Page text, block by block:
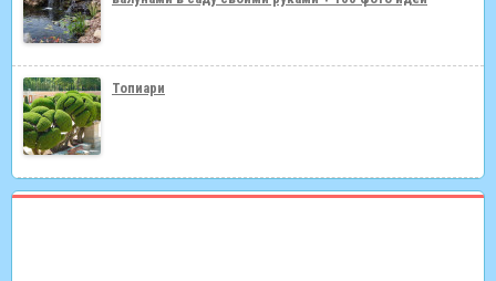
Топиари